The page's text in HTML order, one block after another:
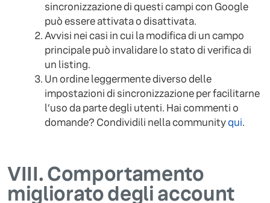
sincronizzazione di questi campi con Google
può essere attivata o disattivata.
Avvisi nei casi in cui la modifica di un campo
principale può invalidare lo stato di verifica di
un listing.
Un ordine leggermente diverso delle
impostazioni di sincronizzazione per facilitarne
l’uso da parte degli utenti. Hai commenti o
domande? Condividili nella communityqui.
VIII.Comportamento
migliorato degli account